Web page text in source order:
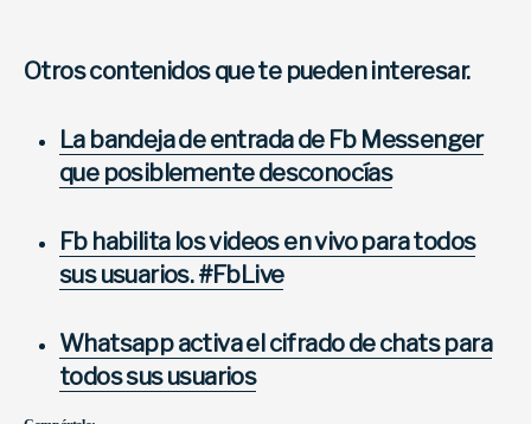
Otros contenidos que te pueden interesar.
La bandeja de entrada de Fb Messenger
que posiblemente desconocías
Fb habilita los videos en vivo para todos
sus usuarios. #FbLive
Whatsapp activa el cifrado de chats para
todos sus usuarios